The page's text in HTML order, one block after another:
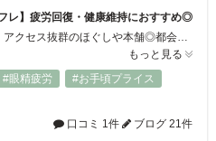
レ】疲労回復・健康維持におすすめ◎
【八王子駅から徒歩3分】と駅近・アクセス抜群のほぐしや本舗◎都会の隠れ家的癒し空間☆ほぐし・ボデイケアは日頃の疲労回復に！バランス整体は自然治癒力UP！リフレは4種類！アロマオイル使用で香りから全体をリラックスさせカラダを緩めて流していきます！癒し効果も抜群なのでぜひお試しください☆初めての方も大歓迎いたします+*｡☆
もっと見る
#眼精疲労
#お手頃プライス
口コミ 1件
ブログ 21件